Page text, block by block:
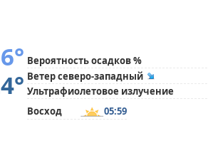
Вероятность осадков %
Ветер северо-западный
Ультрафиолетовое излучение
Восход
05:59